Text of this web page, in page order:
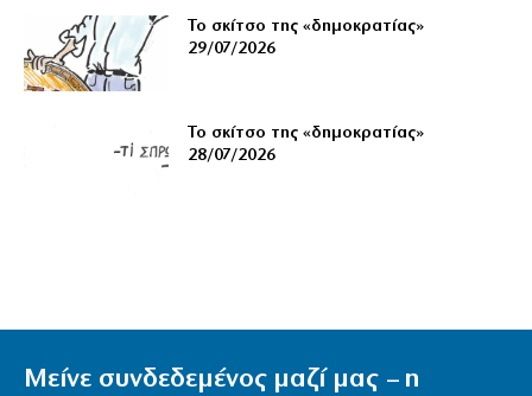
Το σκίτσο της «δημοκρατίας»
29/07/2026
Το σκίτσο της «δημοκρατίας»
28/07/2026
Μείνε συνδεδεμένος μαζί μας – η